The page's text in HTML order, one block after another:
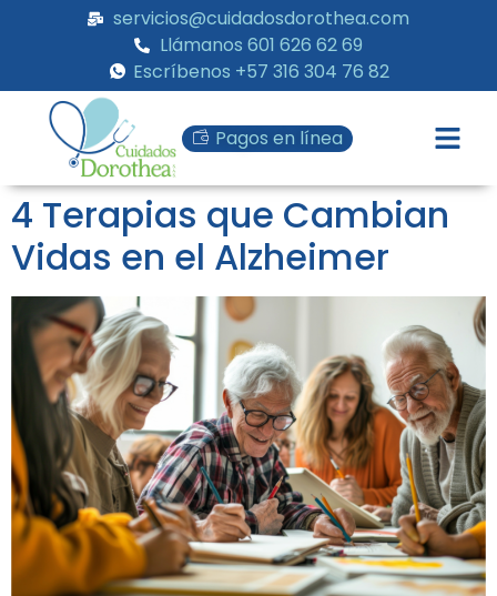
servicios@cuidadosdorothea.com
Llámanos 601 626 62 69
Escríbenos +57 316 304 76 82
Pagos en línea
4 Terapias que Cambian
Vidas en el Alzheimer